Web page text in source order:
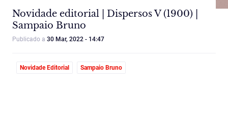
Novidade editorial | Dispersos V (1900) |
Sampaio Bruno
Publicado a 30 Mar, 2022 - 14:47
Novidade Editorial Sampaio Bruno